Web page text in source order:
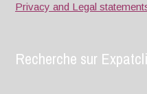
Privacy and Legal
Recherche sur